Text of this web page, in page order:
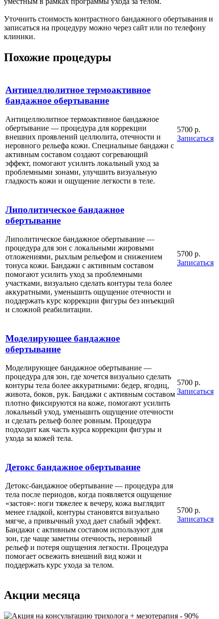
Уточнить стоимость контрастного бандажного обертывания и
записаться на процедуру можно через сайт или по телефону
клиники.
Похожие процедуры
Антицеллюлитное термоактивное
бандажное обертывание
Антицеллюлитное термоактивное бандажное
обертывание — процедура для коррекции
внешних проявлений целлюлита, отечности и
неровного рельефа кожи. Специальные бандажи с
активным составом создают согревающий
эффект, помогают усилить локальный уход за
проблемными зонами, улучшить визуальную
гладкость кожи и ощущение легкости в теле.
5700 р.
Записаться
Липолитическое бандажное
обертывание
Липолитическое бандажное обертывание —
процедура для зон с локальными жировыми
отложениями, рыхлым рельефом и снижением
тонуса кожи. Бандажи с активным составом
помогают усилить уход за проблемными
участками, визуально сделать контуры тела более
аккуратными, уменьшить ощущение отечности и
поддержать курс коррекции фигуры без инъекций
и сложной реабилитации.
5700 р.
Записаться
Моделирующее бандажное
обертывание
Моделирующее бандажное обертывание —
процедура для зон, где хочется визуально сделать
контуры тела более аккуратными: бедер, ягодиц,
живота, боков, рук. Бандажи с активным составом
плотно фиксируются на коже, помогают усилить
локальный уход, уменьшить ощущение отечности
и сделать рельеф более ровным. Процедура
подходит как часть курса коррекции фигуры и
ухода за кожей тела.
5700 р.
Записаться
Детокс бандажное обертывание
Детокс-бандажное обертывание — процедура для
тела после периодов, когда появляется ощущение
«застоя»: ноги тяжелее к вечеру, кожа выглядит
менее гладкой, контуры становятся визуально
мягче, а привычный уход дает слабый эффект.
Бандажи с активным составом используют для
зон, где чаще заметны отечность, неровный
рельеф и потеря ощущения легкости. Процедура
помогает освежить внешний вид кожи и
поддержать курс ухода за телом.
5700 р.
Записаться
Акции месяца